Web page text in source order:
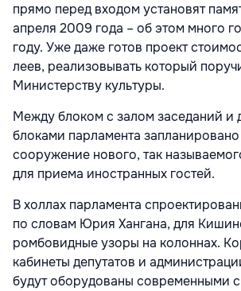
прямо перед входом установят
апреля 2009 года – об этом много
году. Уже даже готов проект
леев, реализовывать который
Министерству культуры.
Между блоком с залом заседаний и
блоками парламента
сооружение нового, так
для приема иностранных гостей.
В холлах парламента
по словам Юрия Хангана, для
ромбовидные узоры на колоннах.
кабинеты депутатов и
будут оборудованы современными